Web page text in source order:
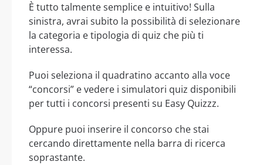
È tutto talmente semplice e intuitivo! Sulla
sinistra, avrai subito la possibilità di selezionare
la categoria e tipologia di quiz che più ti
interessa.
Puoi seleziona il quadratino accanto alla voce
“concorsi” e vedere i simulatori quiz disponibili
per tutti i concorsi presenti su Easy Quizzz.
Oppure puoi inserire il concorso che stai
cercando direttamente nella barra di ricerca
soprastante.